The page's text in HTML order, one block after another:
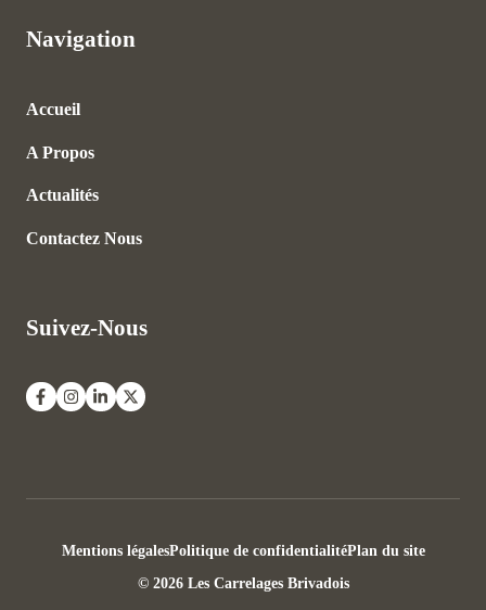
Navigation
Accueil
A Propos
Actualités
Contactez Nous
Suivez-Nous
© 2026 Les Carrelages Brivadois
Mentions légalesPolitique de confidentialitéPlan du site